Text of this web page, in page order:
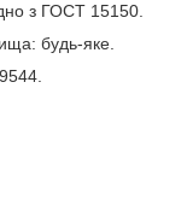
з ГОСТ 15150.
будь-яке.